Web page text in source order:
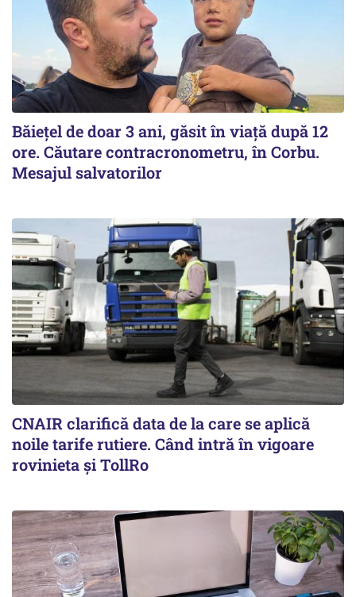
Băiețel de doar 3 ani, găsit în viață după 12
ore. Căutare contracronometru, în Corbu.
Mesajul salvatorilor
CNAIR clarifică data de la care se aplică
noile tarife rutiere. Când intră în vigoare
rovinieta și TollRo